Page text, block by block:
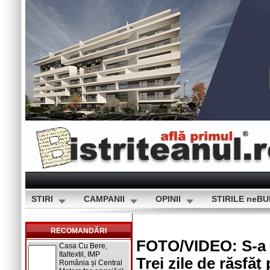
STIRI CAMPANII OPINII STIRILE
RECOMANDĂRI
Casa Cu Bere,
Italtextil, IMP
România și Central
FOTO/VIDEO: S-
Trei zile de răsfăț